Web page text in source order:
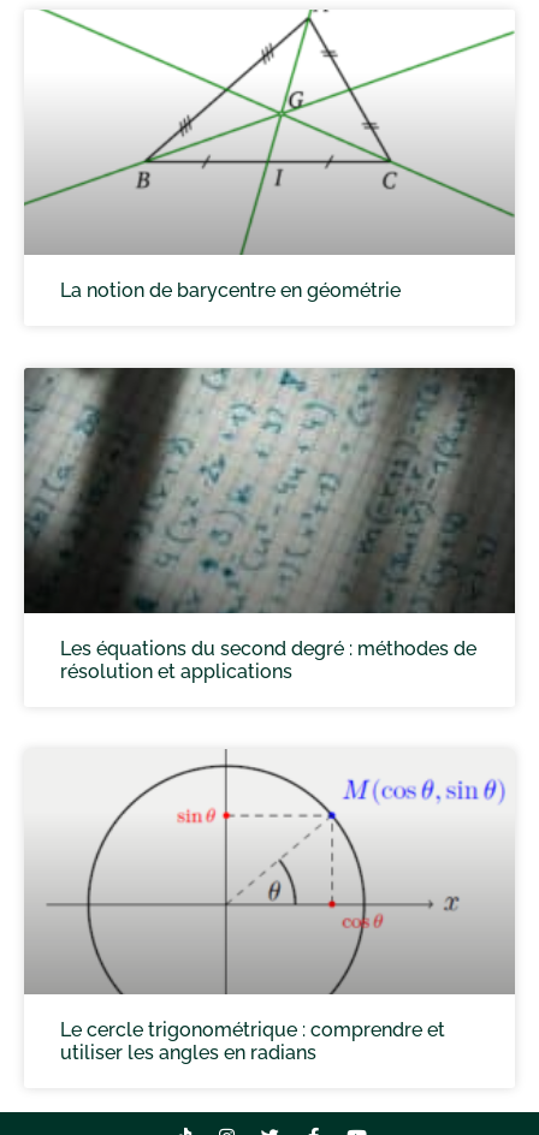
La notion de barycentre en géométrie
Les équations du second degré : méthodes de
résolution et applications
Le cercle trigonométrique : comprendre et
utiliser les angles en radians